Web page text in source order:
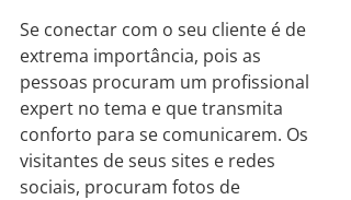
Se conectar com o seu cliente é de
extrema importância, pois as
pessoas procuram um profissional
expert no tema e que transmita
conforto para se comunicarem. Os
visitantes de seus sites e redes
sociais, procuram fotos de